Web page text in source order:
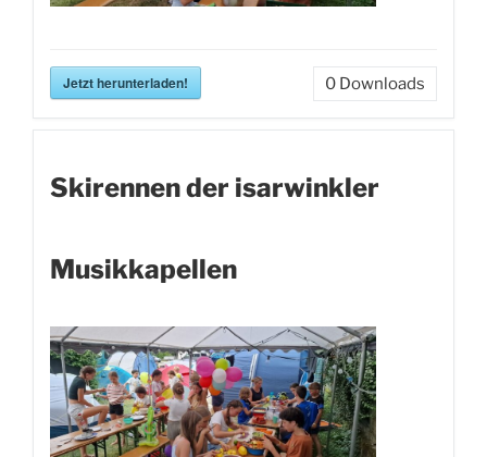
Jetzt herunterladen! 0 Downloads
Skirennen der isarwinkler
Musikkapellen